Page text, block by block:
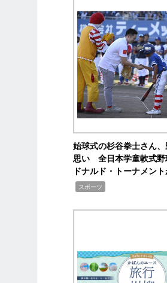
始球式の杉谷拳士さん
思い 全日本学童軟式野
ドナルド・トーナメン
スポーツ